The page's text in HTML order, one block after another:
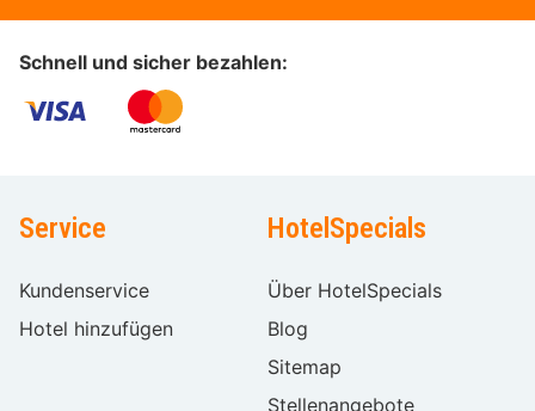
Schnell und sicher bezahlen:
Service
Kundenservice
Hotel hinzufügen
HotelSpecials
Über HotelSpecials
Blog
Sitemap
Stellenangebote